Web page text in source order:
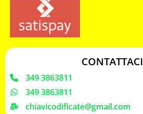
CONTATTACI
349 3863811
349 3863811
chiavicodificate@gmail.com